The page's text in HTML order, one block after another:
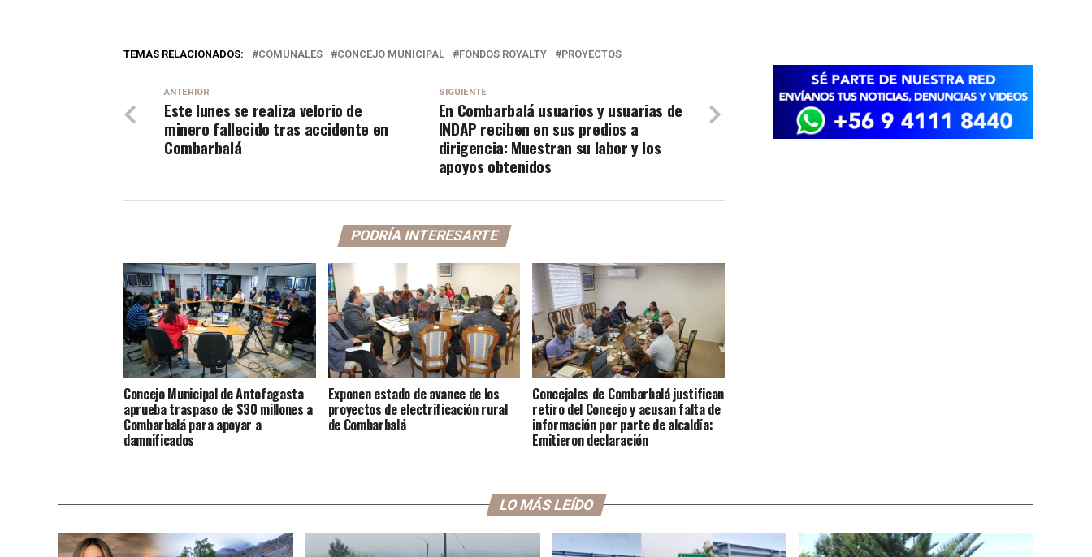
TEMAS RELACIONADOS: COMUNALES CONCEJO MUNICIPAL FONDOS ROYALTY PROYECTOS
SIGUIENTE
En Combarbalá usuarios y usuarias de
INDAP reciben en sus predios a
dirigencia: Muestran su labor y los
apoyos obtenidos
ANTERIOR
Este lunes se realiza velorio de
minero fallecido tras accidente en
Combarbalá
PODRÍA INTERESARTE
Concejo Municipal de Antofagasta
aprueba traspaso de $30 millones a
Combarbalá para apoyar a
damnificados
Exponen estado de avance de los
proyectos de electrificación rural
de Combarbalá
Concejales de Combarbalá justifican
retiro del Concejo y acusan falta de
información por parte de alcaldía:
Emitieron declaración
LO MÁS LEÍDO